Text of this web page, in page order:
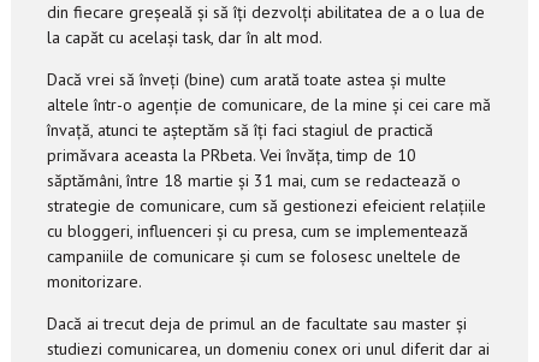
din fiecare greșeală și să îți dezvolți abilitatea de a o lua de
la capăt cu același task, dar în alt mod.
Dacă vrei să înveți (bine) cum arată toate astea și multe
altele într-o agenție de comunicare, de la mine și cei care mă
învață, atunci te așteptăm să îți faci stagiul de practică
primăvara aceasta la PRbeta. Vei învăța, timp de 10
săptămâni, între 18 martie și 31 mai, cum se redactează o
strategie de comunicare, cum să gestionezi efeicient relațiile
cu bloggeri, influenceri și cu presa, cum se implementează
campaniile de comunicare și cum se folosesc uneltele de
monitorizare.
Dacă ai trecut deja de primul an de facultate sau master și
studiezi comunicarea, un domeniu conex ori unul diferit dar ai